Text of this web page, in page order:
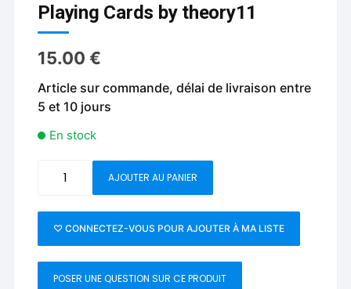
Playing Cards by theory11
15.00€
Article sur commande, délai de livraison entre
5 et 10 jours
En stock
Mutant
Ninja
Turtles
Playing
AJOUTER AU PANIER
♡ CONNECTEZ-VOUS POUR AJOUTER À MA LISTE
POSER UNE QUESTION SUR CE PRODUIT